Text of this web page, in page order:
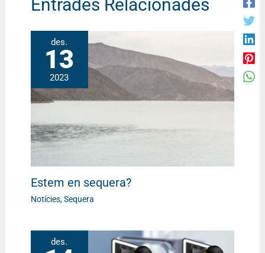
Entrades Relacionades
des.
13
2023
Estem en sequera?
Notícies,Sequera
des.